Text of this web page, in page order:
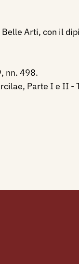
Arti, con il
nn. 498.
Parte I e II -